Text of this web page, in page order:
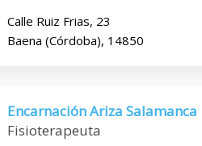
Calle Ruiz Frias, 23
Baena (Córdoba), 14850
Encarnación Ariza Salamanca
Fisioterapeuta